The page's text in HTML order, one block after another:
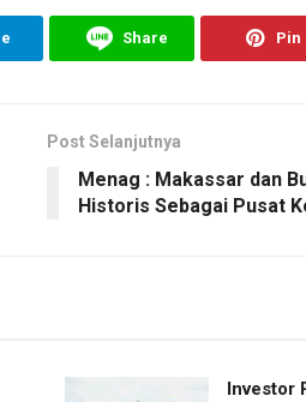
Share Pin
Post Selanjutnya
Menag : Makassar dan
Historis Sebagai Pusat
Investor